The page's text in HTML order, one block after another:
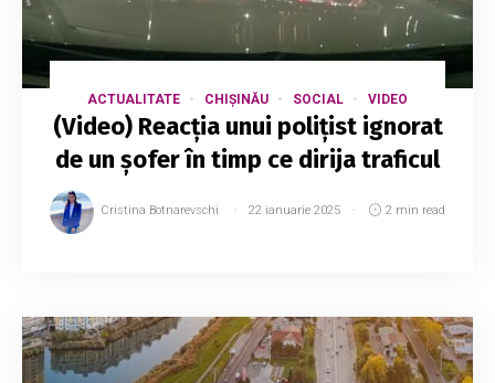
ACTUALITATE CHIȘINĂU SOCIAL VIDEO
(Video) Reacția unui polițist ignorat
de un șofer în timp ce dirija traficul
Cristina Botnarevschi 22 ianuarie 2025 2 min read